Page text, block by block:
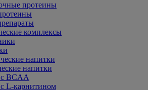
протеины
комплексы
напитки
напитки
BCAA
L-карнитином